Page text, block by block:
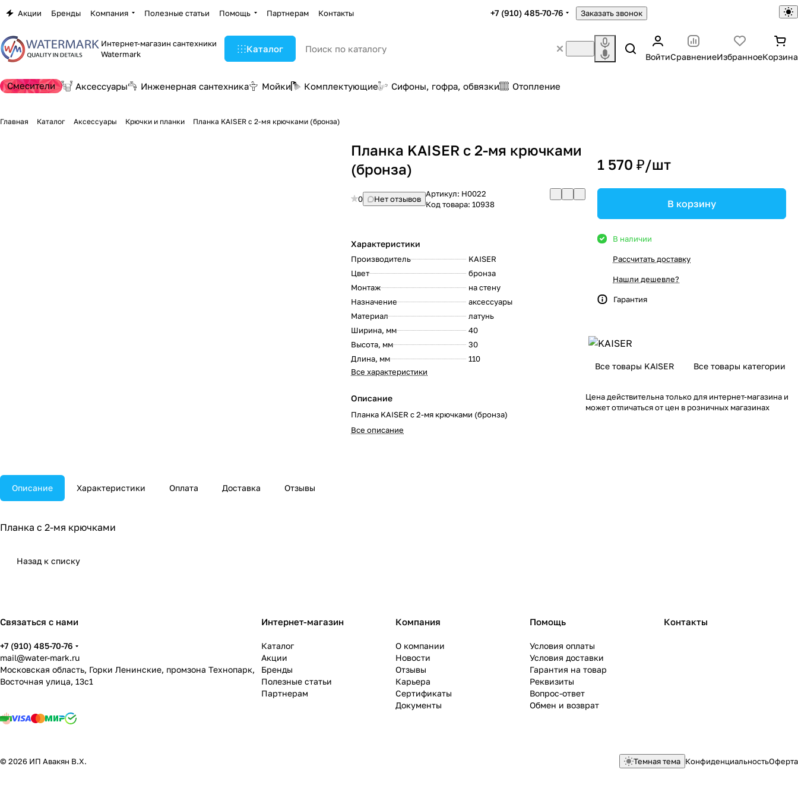
Акции Бренды Компания Полезные статьи Помощь Партнерам Контакты +7 (910) 485-70-76 Заказать звонок
Интернет-магазин сантехники
Watermark
Каталог
ВойтиСравнениеИзбранноеКорзина
Смесители Аксессуары Инженерная сантехника Мойки Комплектующие Сифоны, гофра, обвязки Отопление
Главная Каталог Аксессуары Крючки и планки Планка KAISER с 2-мя крючками (бронза)
Планка KAISER с 2-мя крючками
(бронза)
0 Нет отзывов
Артикул: H0022
Код товара:10938
Характеристики
Производитель
:
KAISER
Цвет
бронза
Монтаж
:
на стену
Назначение
:
аксессуары
Материал
:
латунь
Ширина, мм
:
40
Высота, мм
:
30
Длина, мм
:
110
Все характеристики
Описание
Планка KAISER с 2-мя крючками (бронза)
Все описание
1 570 ₽/шт
В корзину
В наличии
Рассчитать доставку
Нашли дешевле?
Гарантия
Все товары KAISER Все товары категории
Цена действительна только для интернет-магазина и
может отличаться от цен в розничных магазинах
Описание Характеристики Оплата Доставка Отзывы
Планка с 2-мя крючками
Назад к списку
Связаться с нами
+7 (910) 485-70-76
mail@water-mark.ru
Московская область, Горки Ленинские, промзона Технопарк,
Восточная улица, 13с1
Интернет-магазин
Каталог
Акции
Бренды
Полезные статьи
Партнерам
Компания
О компании
Новости
Отзывы
Карьера
Сертификаты
Документы
Помощь
Условия оплаты
Условия доставки
Гарантия на товар
Реквизиты
Вопрос-ответ
Обмен и возврат
Контакты
© 2026 ИП Авакян В.Х. Темная тема КонфиденциальностьОферта